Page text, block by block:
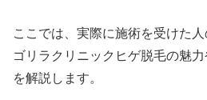
ここでは、実際に施術を受けた人
ゴリラクリニックヒゲ脱毛の魅
を解説します。